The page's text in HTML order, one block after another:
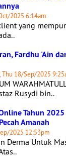
2025 6:14am
yang
Fardhu 'Ain
Thu 18/Sep/2025
Rusydi bin..
Tahun
Amanah
2025 12:53pm
Derma Untuk